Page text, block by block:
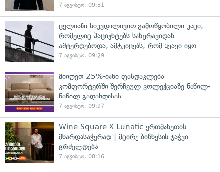
7 აგვისტო, 09:31
ცელიანი სიკვდილივით გამოწყობილი კაცი,
რომელიც პაციენტებს სახურავიდან
აშტერდებოდა, ამტკიცებს, რომ ყვავი იყო
7 აგვისტო, 09:29
მიიღეთ 25%-იანი ფასდაკლება
კომფორტერში შერჩეულ კოლექციაზე ნაწილ-
ნაწილ გადახდისას
7 აგვისტო, 09:27
Wine Square X Lunatic ერთმანეთის
მხარდასაჭერად | მცირე ბიზნესის ჯაჭვი
გრძელდება
7 აგვისტო, 08:16